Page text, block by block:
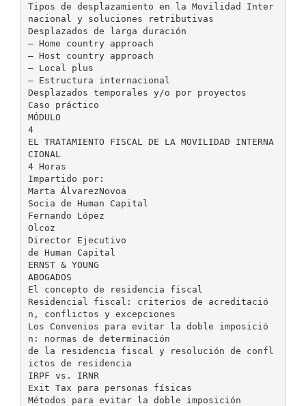
Tipos de desplazamiento en la Movilidad Inter
nacional y soluciones retributivas
Desplazados de larga duración
– Home country approach
– Host country approach
– Local plus
– Estructura internacional
Desplazados temporales y/o por proyectos
Caso práctico
MÓDULO
4
EL TRATAMIENTO FISCAL DE LA MOVILIDAD INTERNA
CIONAL
4 Horas
Impartido por:
Marta ÁlvarezNovoa
Socia de Human Capital
Fernando López
Olcoz
Director Ejecutivo
de Human Capital
ERNST & YOUNG
ABOGADOS
El concepto de residencia fiscal
Residencial fiscal: criterios de acreditació
n, conflictos y excepciones
Los Convenios para evitar la doble imposició
n: normas de determinación
de la residencia fiscal y resolución de confl
ictos de residencia
IRPF vs. IRNR
Exit Tax para personas físicas
Métodos para evitar la doble imposición